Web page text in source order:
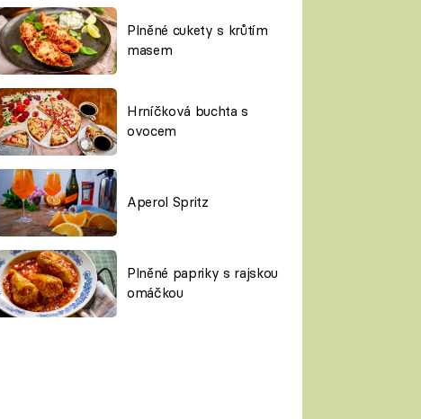
Plněné cukety s krůtím
masem
Hrníčková buchta s
ovocem
Aperol Spritz
Plněné papriky s rajskou
omáčkou